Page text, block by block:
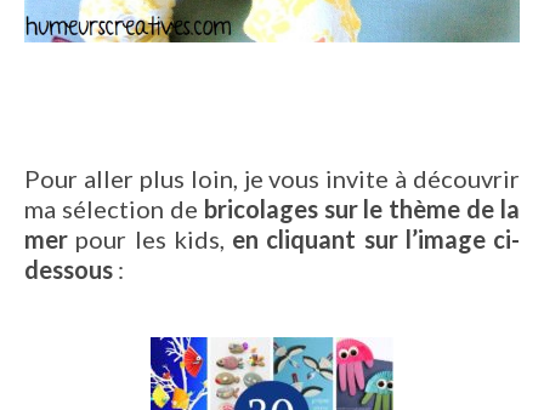
Pour aller plus loin, je vous invite à découvrir
ma sélection de bricolages sur le thème de la
mer pour les kids, en cliquant sur l’image ci-
dessous :